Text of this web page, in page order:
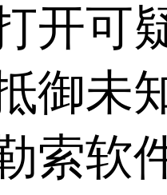
开可
御未
索软